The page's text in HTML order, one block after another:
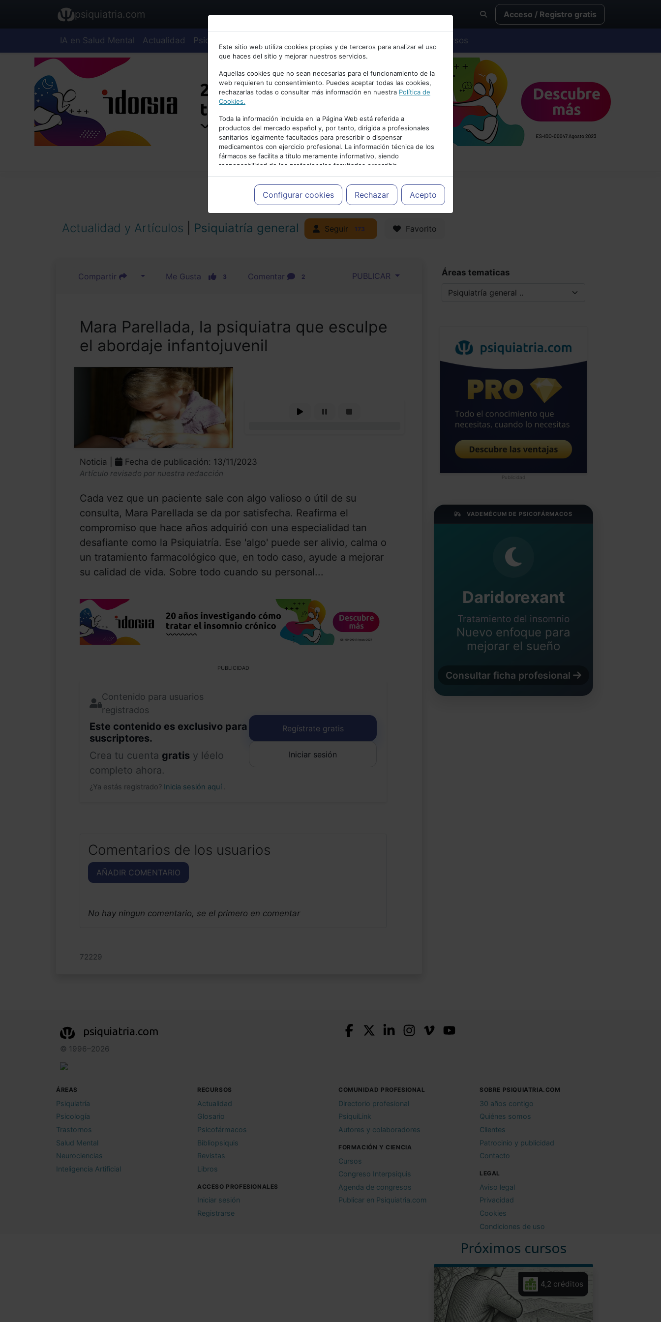
Bienvenid@ a psiquiatria.com
Escribe tu Email
Accede o regístrate con tu email.
Cancelar
psiquiatria.com Acceso / Registro gratis
IA en Salud Mental Actualidad Psiquiatría Cursos
Este sitio web utiliza cookies propias y de terceros para analizar el uso
que haces del sitio y mejorar nuestros servicios.
Aquellas cookies que no sean necesarias para el funcionamiento de la
web requieren tu consentimiento. Puedes aceptar todas las cookies,
rechazarlas todas o consultar más información en nuestra Política de
Cookies.
Toda la información incluida en la Página Web está referida a
productos del mercado español y, por tanto, dirigida a profesionales
sanitarios legalmente facultados para prescribir o dispensar
medicamentos con ejercicio profesional. La información técnica de los
fármacos se facilita a título meramente informativo, siendo
responsabilidad de los profesionales facultados prescribir
medicamentos y decidir, en cada caso concreto, el tratamiento más
adecuado a las necesidades del paciente.
Configurar cookies Rechazar Acepto
PUBLICIDAD
Actualidad y Artículos Psiquiatría general Seguir 173 Favorito
Compartir Me Gusta 3 Comentar 2 PUBLICAR
Mara Parellada, la psiquiatra que esculpe
el abordaje infantojuvenil
Noticia | Fecha de publicación: 13/11/2023
Artículo revisado por nuestra redacción
Cada vez que un paciente sale con algo valioso o útil de su
consulta, Mara Parellada se da por satisfecha. Reafirma el
compromiso que hace años adquirió con una especialidad tan
desafiante como la Psiquiatría. Ese 'algo' puede ser alivio, calma o
un tratamiento farmacológico que, en todo caso, ayude a mejorar
su calidad de vida. Sobre todo cuando su personal...
PUBLICIDAD
Contenido para usuarios
registrados
Este contenido es exclusivo para
suscriptores.
Crea tu cuenta gratis y léelo
completo ahora.
¿Ya estás registrado? Inicia sesión aquí .
Regístrate gratis
Iniciar sesión
Comentarios de los usuarios
AÑADIR COMENTARIO
No hay ningun comentario, se el primero en comentar
72229
Áreas tematicas
Publicidad
VADEMÉCUM DE PSICOFÁRMACOS
Daridorexant
Tratamiento del insomnio
Nuevo enfoque para
mejorar el sueño
Consultar ficha profesional
Próximos cursos
4,2 créditos
psiquiatria.com
© 1996–2026
ÁREAS
Psiquiatría
Psicología
Trastornos
Salud Mental
Neurociencias
Inteligencia Artificial
RECURSOS
Actualidad
Glosario
Psicofármacos
Bibliopsiquis
Revistas
Libros
ACCESO PROFESIONALES
Iniciar sesión
Registrarse
COMUNIDAD PROFESIONAL
Directorio profesional
PsiquiLink
Autores y colaboradores
FORMACIÓN Y CIENCIA
Cursos
Congreso Interpsiquis
Agenda de congresos
Publicar en Psiquiatria.com
SOBRE PSIQUIATRIA.COM
30 años contigo
Quiénes somos
Clientes
Patrocinio y publicidad
Contacto
LEGAL
Aviso legal
Privacidad
Cookies
Condiciones de uso